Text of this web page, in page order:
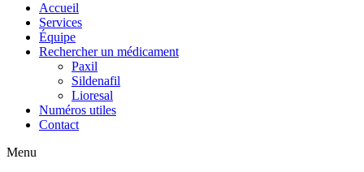
Accueil
Services
Équipe
Rechercher un médicament
Paxil
Sildenafil
Lioresal
Numéros utiles
Contact
Menu